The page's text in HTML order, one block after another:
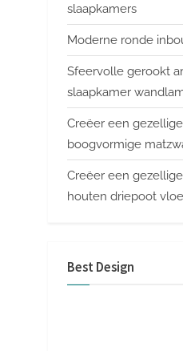
slaapkamers
Moderne ronde
Sfeervolle gerookt
slaapkamer
Creëer een
boogvormige
Creëer een
houten driepoot
Best Design